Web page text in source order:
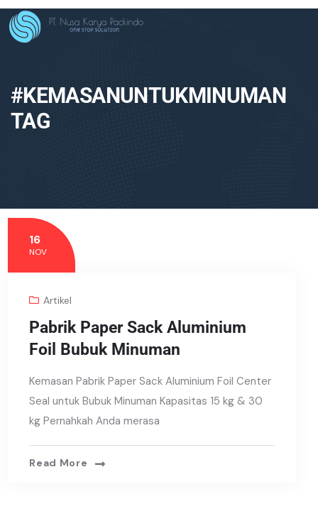
#KEMASANUNTUKMINUMAN
TAG
16
NOV
Artikel
Pabrik Paper Sack Aluminium
Foil Bubuk Minuman
Kemasan Pabrik Paper Sack Aluminium Foil Center
Seal untuk Bubuk Minuman Kapasitas 15 kg & 30
kg Pernahkah Anda merasa
Read More